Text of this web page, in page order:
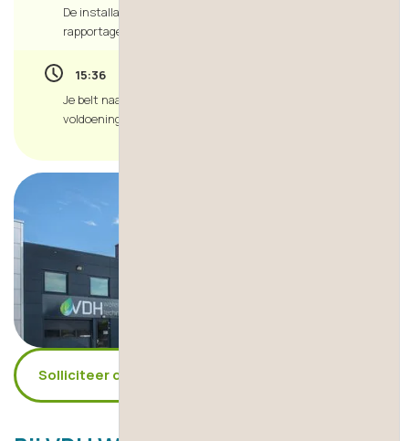
De installatie werkt weer zoals het hoort. Je rondt de
rapportage af en licht je bevindingen toe aan de klant.
15:36
Je belt naar kantoor met een korte update en rijdt met
voldoening naar huis. Tijd om te ontspannen.
Solliciteer direct